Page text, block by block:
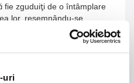
uri
fie zguduiţi de o întâmplare
lor, resemnându-se
Necrezut de simplu pare că
zidurile ridicate între
curs liber adevăratelor lor